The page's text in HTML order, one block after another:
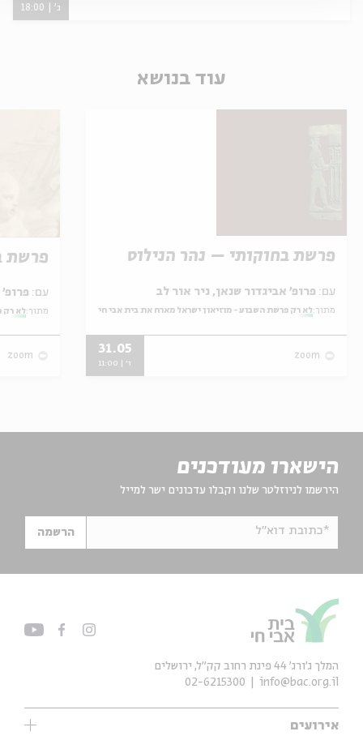
ג' | 18:00
עוד בנושא
פרשת בחוקותי – נהר הנילוס
עם:
מתוך: לא רק פרשת השבוע - מוזיאון ישראל מארח את בית אבי חי
zoom
31.05
ו' | 11:00
פרשת
עם:
מתוך: לא רק
zoom
הישארו מעודכנים
הירשמו לניוזלטר שלנו וקבלו עדכונים ישר למייל
*כתובת דוא"ל הרשמה
אירועים
המלך ג'ורג' 44 פינת רחוב קק״ל, ירושלים
info@bac.org.il
02-6215300